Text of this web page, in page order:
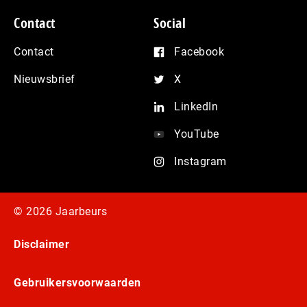
Contact
Contact
Nieuwsbrief
Social
Facebook
X
LinkedIn
YouTube
Instagram
© 2026 Jaarbeurs
Disclaimer
Gebruikersvoorwaarden